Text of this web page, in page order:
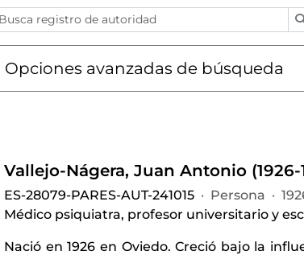
Opciones avanzadas de búsqueda
Vallejo-Nágera, Juan Antonio (1926-
ES-28079-PARES-AUT-241015 · Persona ·
Médico psiquiatra, profesor universitario y
Nació en 1926 en Oviedo. Creció bajo la